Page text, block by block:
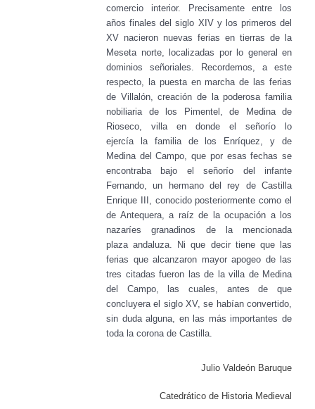
comercio interior. Precisamente
entre los
años finales del siglo XIV y los primeros del
XV nacieron nuevas ferias en tierras de la
Meseta norte, localizadas por lo general en
dominios señoriales. Recordemos, a este
respecto, la puesta en marcha de las ferias
de Villalón, creación de la poderosa familia
nobiliaria de
los Pimentel, de Medina de
Rioseco, villa en donde el señorío lo
ejercía
la familia de los Enríquez, y de
Medina del Campo, que por esas fechas se
encontraba bajo el señorío del infante
Fernando, un hermano del rey de Castilla
Enrique III, conocido posteriormente como el
de Antequera, a raíz de la ocupación a los
nazaríes granadinos de la mencionada
plaza andaluza. Ni que decir tiene que las
ferias que alcanzaron mayor apogeo de las
tres citadas fueron las de la villa de Medina
del Campo, las
cuales, antes de que
concluyera el siglo XV, se habían convertido,
sin duda alguna, en las más importantes de
toda la corona de Castilla.
Julio Valdeón Baruque
Catedrático de Historia Medieval